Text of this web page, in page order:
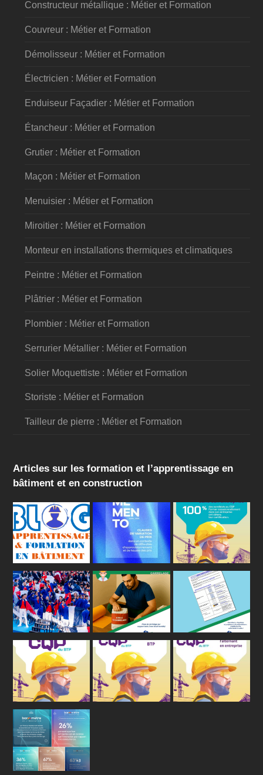
Constructeur métallique : Métier et Formation
Couvreur : Métier et Formation
Démolisseur : Métier et Formation
Électricien : Métier et Formation
Enduiseur Façadier : Métier et Formation
Étancheur : Métier et Formation
Grutier : Métier et Formation
Maçon : Métier et Formation
Menuisier : Métier et Formation
Miroitier : Métier et Formation
Monteur en installations thermiques et climatiques
Peintre : Métier et Formation
Plâtrier : Métier et Formation
Plombier : Métier et Formation
Serrurier Métallier : Métier et Formation
Solier Moquettiste : Métier et Formation
Storiste : Métier et Formation
Tailleur de pierre : Métier et Formation
Articles sur les formation et l’apprentissage en
bâtiment et en construction